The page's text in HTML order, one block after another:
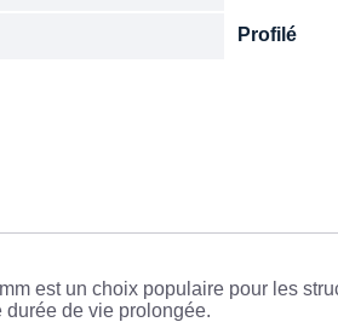
Profilé
est un choix populaire pour les
durée de vie prolongée.